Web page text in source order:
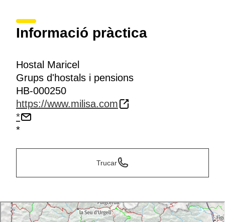
Informació pràctica
Hostal Maricel
Grups d'hostals i pensions
HB-000250
https://www.milisa.com
*
*
Trucar